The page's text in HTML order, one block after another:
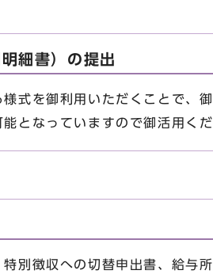
細書）の提出
式を御利用いただくことで、
となっていますので御活用くだ
別徴収への切替申出書、給与